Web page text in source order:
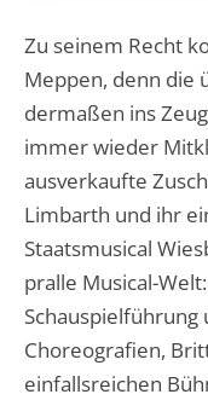
Zu seinem Recht
Meppen, denn die
dermaßen ins
immer wieder
ausverkaufte
Limbarth und ihr
Staatsmusical
pralle Musical-
Choreografien,
einfallsreichen